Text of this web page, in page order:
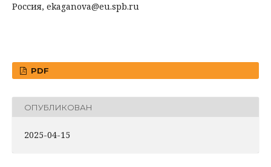
Россия, ekaganova@eu.spb.ru
PDF
ОПУБЛИКОВАН
2025-04-15